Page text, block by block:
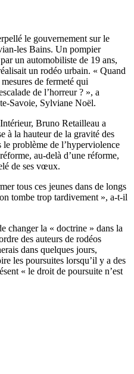
le gouvernement sur le
les Bains. Un pompier
un automobiliste de 19 ans,
un rodéo urbain. « Quand
de fermeté qui
de l’horreur ? », a
Savoie, Sylviane Noël.
Bruno Retailleau a
à la hauteur de la gravité des
le problème de l’hyperviolence
au-delà d’une réforme,
de ses vœux.
tous ces jeunes dans de longs
tombe trop tardivement », a-t-il
changer la « doctrine » dans la
des auteurs de rodéos
dans quelques jours,
les poursuites lorsqu’il y a des
« le droit de poursuite n’est